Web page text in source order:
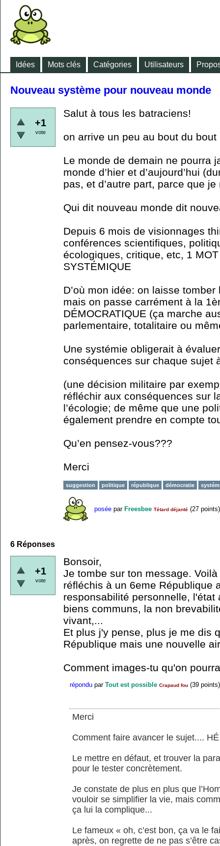
Idées Mots clés Catégories Utilisateurs
Nouveau système pour nouveau monde
+1
vote
Salut à tous les batraciens!
on arrive un peu au bout du bout
Le monde de demain ne pourra
monde d’hier et d’aujourd’hui
pas, et d’autre part, parce que je
Qui dit nouveau monde dit
Depuis 6 mois de visionnages
conférences scientifiques,
écologiques, critique, etc, 1
SYSTÉMIQUE
D’où mon idée: on laisse tomber
mais on passe carrément à la
DÉMOCRATIQUE (ça marche
parlementaire, totalitaire ou
Une systémie obligerait à
conséquences sur chaque sujet
(une décision militaire par
réfléchir aux conséquences sur
l’écologie; de même que une
également prendre en compte
Qu’en pensez-vous???
Merci
suggestion politique république démocratie
posée par Freesbee Tétard déjanté (27 points)
6 Réponses
+1
vote
Bonsoir,
Je tombe sur ton message.
réfléchis à un 6eme République
responsabilité personnelle,
biens communs, la non
vivant,...
Et plus j'y pense, plus je me dis
République mais une nouvelle
Comment images-tu qu'on
répondu par Tout est possible Crapaud fou (39 points)
Merci
Comment faire avancer le sujet....
Le mettre en défaut, et trouver la
pour le tester concrètement.
Je constate de plus en plus que
vouloir se simplifier la vie, mais
ça lui la complique...
Le fameux « oh, c’est bon, ça va le
après, on regrette de ne pas s’être